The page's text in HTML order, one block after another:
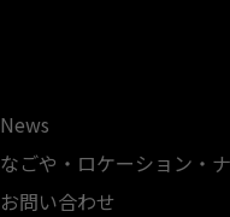
News
なごや・ロケーション・
お問い合わせ